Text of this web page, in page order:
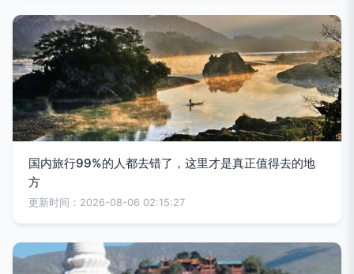
国内旅行99%的人都去错了，这里才是真正值得去的地
方
更新时间：2026-08-06 02:15:27